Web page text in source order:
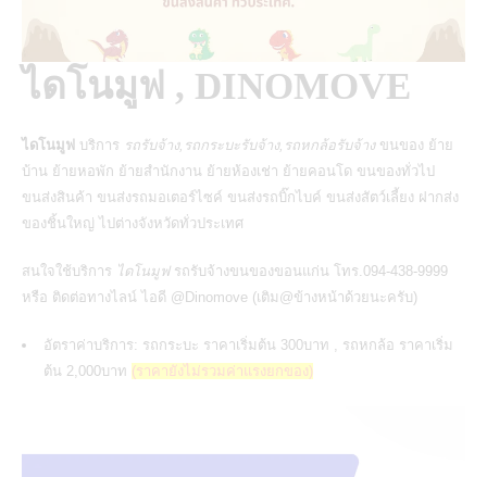
ไดโนมูฟ , DINOMOVE
ไดโนมูฟ บริการ รถรับจ้าง,รถกระบะรับจ้าง,รถหกล้อรับจ้างขนของ ย้าย
บ้าน ย้ายหอพัก ย้ายสำนักงาน ย้ายห้องเช่า ย้ายคอนโด ขนของทั่วไป
ขนส่งสินค้า ขนส่งรถมอเตอร์ไซค์ ขนส่งรถบิ๊กไบค์ ขนส่งสัตว์เลี้ยง ฝากส่ง
ของชิ้นใหญ่ ไปต่างจังหวัดทั่วประเทศ
สนใจใช้บริการ ไดโนมูฟ รถรับจ้างขนของขอนแก่น โทร.094-438-9999
หรือ ติดต่อทางไลน์ ไอดี @Dinomove (เติม@ข้างหน้าด้วยนะครับ)
อัตราค่าบริการ: รถกระบะ ราคาเริ่มต้น 300บาท , รถหกล้อ ราคาเริ่ม
ต้น 2,000บาท (ราคายังไม่รวมค่าแรงยกของ)